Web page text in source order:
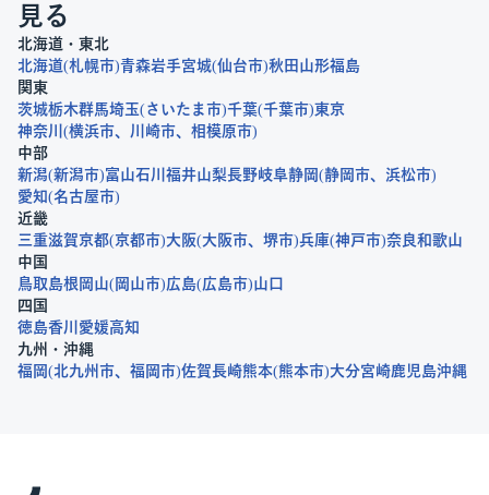
見る
北海道・東北
北海道 札幌市 青森岩手宮城 仙台市 秋田 山形福島
関東
茨城栃木群馬埼玉 さいたま市 千葉 千葉市 東京
神奈川
横浜市 川崎市
相模原市
中部
新潟 新潟市 富山石川 福井山梨長野岐阜静岡 静岡市
浜松市
愛知 名古屋市
近畿
三重滋賀京都 京都市 大阪 大阪市 堺市 兵庫 神戸市 奈良和歌山
中国
鳥取 島根 岡山 岡山市 広島 広島市 山口
四国
徳島香川 愛媛高知
九州・沖縄
福岡 北九州市 福岡市 佐賀長崎熊本 熊本市 大分宮崎鹿児島沖縄